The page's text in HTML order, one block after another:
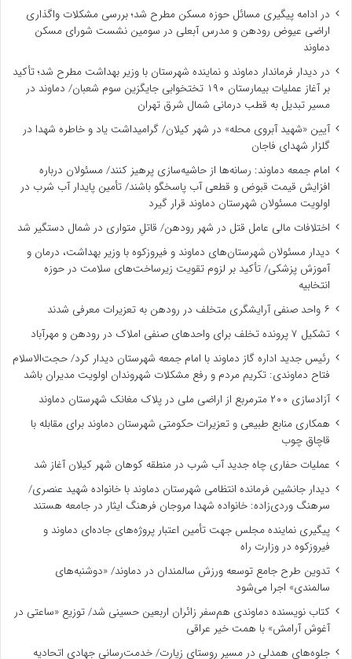
در ادامه پیگیری مسائل حوزه مسکن مطرح شد؛ بررسی مشکلات واگذاری
اراضی عیوض رودهن و مدرس آبعلی در سومین نشست شورای مسکن
دماوند
در دیدار فرماندار دماوند و نماینده شهرستان با وزیر بهداشت مطرح شد؛ تأکید
بر آغاز عملیات بیمارستان ۱۹۰ تختخوابی جایگزین سوم شعبان/ دماوند در
مسیر تبدیل به قطب درمانی شمال شرق تهران
آیین «شهید آبروی محله» در شهر کیلان/ گرامیداشت یاد و خاطره شهدا در
گلزار شهدای فاجان
امام جمعه دماوند: رسانه‌ها از حاشیه‌سازی پرهیز کنند/ مسئولان درباره
افزایش قیمت قبوض و قطعی آب پاسخگو باشند/ تأمین پایدار آب شرب در
اولویت مسئولان شهرستان دماوند قرار گیرد
اختلافات مالی عامل قتل در شهر رودهن/ قاتلِ متواری در شمال دستگیر شد
دیدار مسئولان شهرستان‌های دماوند و فیروزکوه با وزیر بهداشت، درمان و
آموزش پزشکی/ تأکید بر لزوم تقویت زیرساخت‌های سلامت در حوزه
انتخابیه
۶ واحد صنفی آرایشگری متخلف در رودهن به تعزیرات معرفی شدند
تشکیل ۷ پرونده تخلف برای واحدهای صنفی املاک در رودهن و مهرآباد
رئیس جدید اداره گاز دماوند با امام جمعه شهرستان دیدار کرد/ حجت‌الاسلام
فتاح دماوندی: تکریم مردم و رفع مشکلات شهروندان اولویت مدیران باشد
آزادسازی ۲۰۰ مترمربع از اراضی ملی در پلاک مغانک شهرستان دماوند
همکاری منابع طبیعی و تعزیرات حکومتی شهرستان دماوند برای مقابله با
قاچاق چوب
عملیات حفاری چاه جدید آب شرب در منطقه کوهان شهر کیلان آغاز شد
دیدار جانشین فرمانده انتظامی شهرستان دماوند با خانواده شهید عنصری/
سرهنگ وردی‌زاده: خانواده شهدا مروجان فرهنگ ایثار در جامعه هستند
پیگیری نماینده مجلس جهت تأمین اعتبار پروژه‌های جاده‌ای دماوند و
فیروزکوه در وزارت راه
تدوین طرح جامع توسعه ورزش سالمندان در دماوند/ «دوشنبه‌های
سالمندی» اجرا می‌شود
کتاب نویسنده دماوندی هم‌سفر زائران اربعین حسینی شد/ توزیع «ساعتی در
آغوش آرامش» با همت خیر عراقی
جلوه‌های همدلی در مسیر روستای زیارت/ خدمت‌رسانی جهادی اتحادیه